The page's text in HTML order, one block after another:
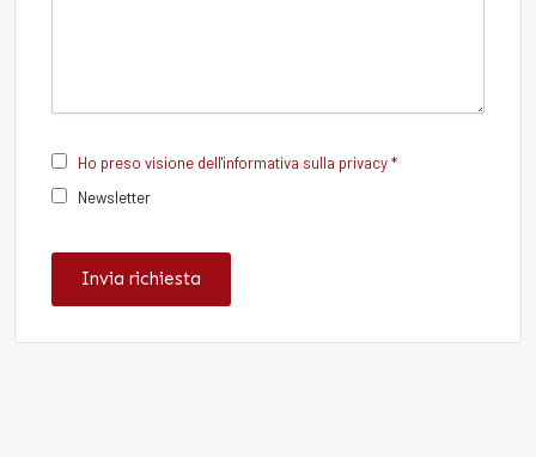
Ho preso visione dell'informativa sulla privacy *
Newsletter
Invia richiesta